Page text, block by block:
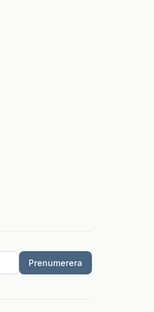
Prenumerera